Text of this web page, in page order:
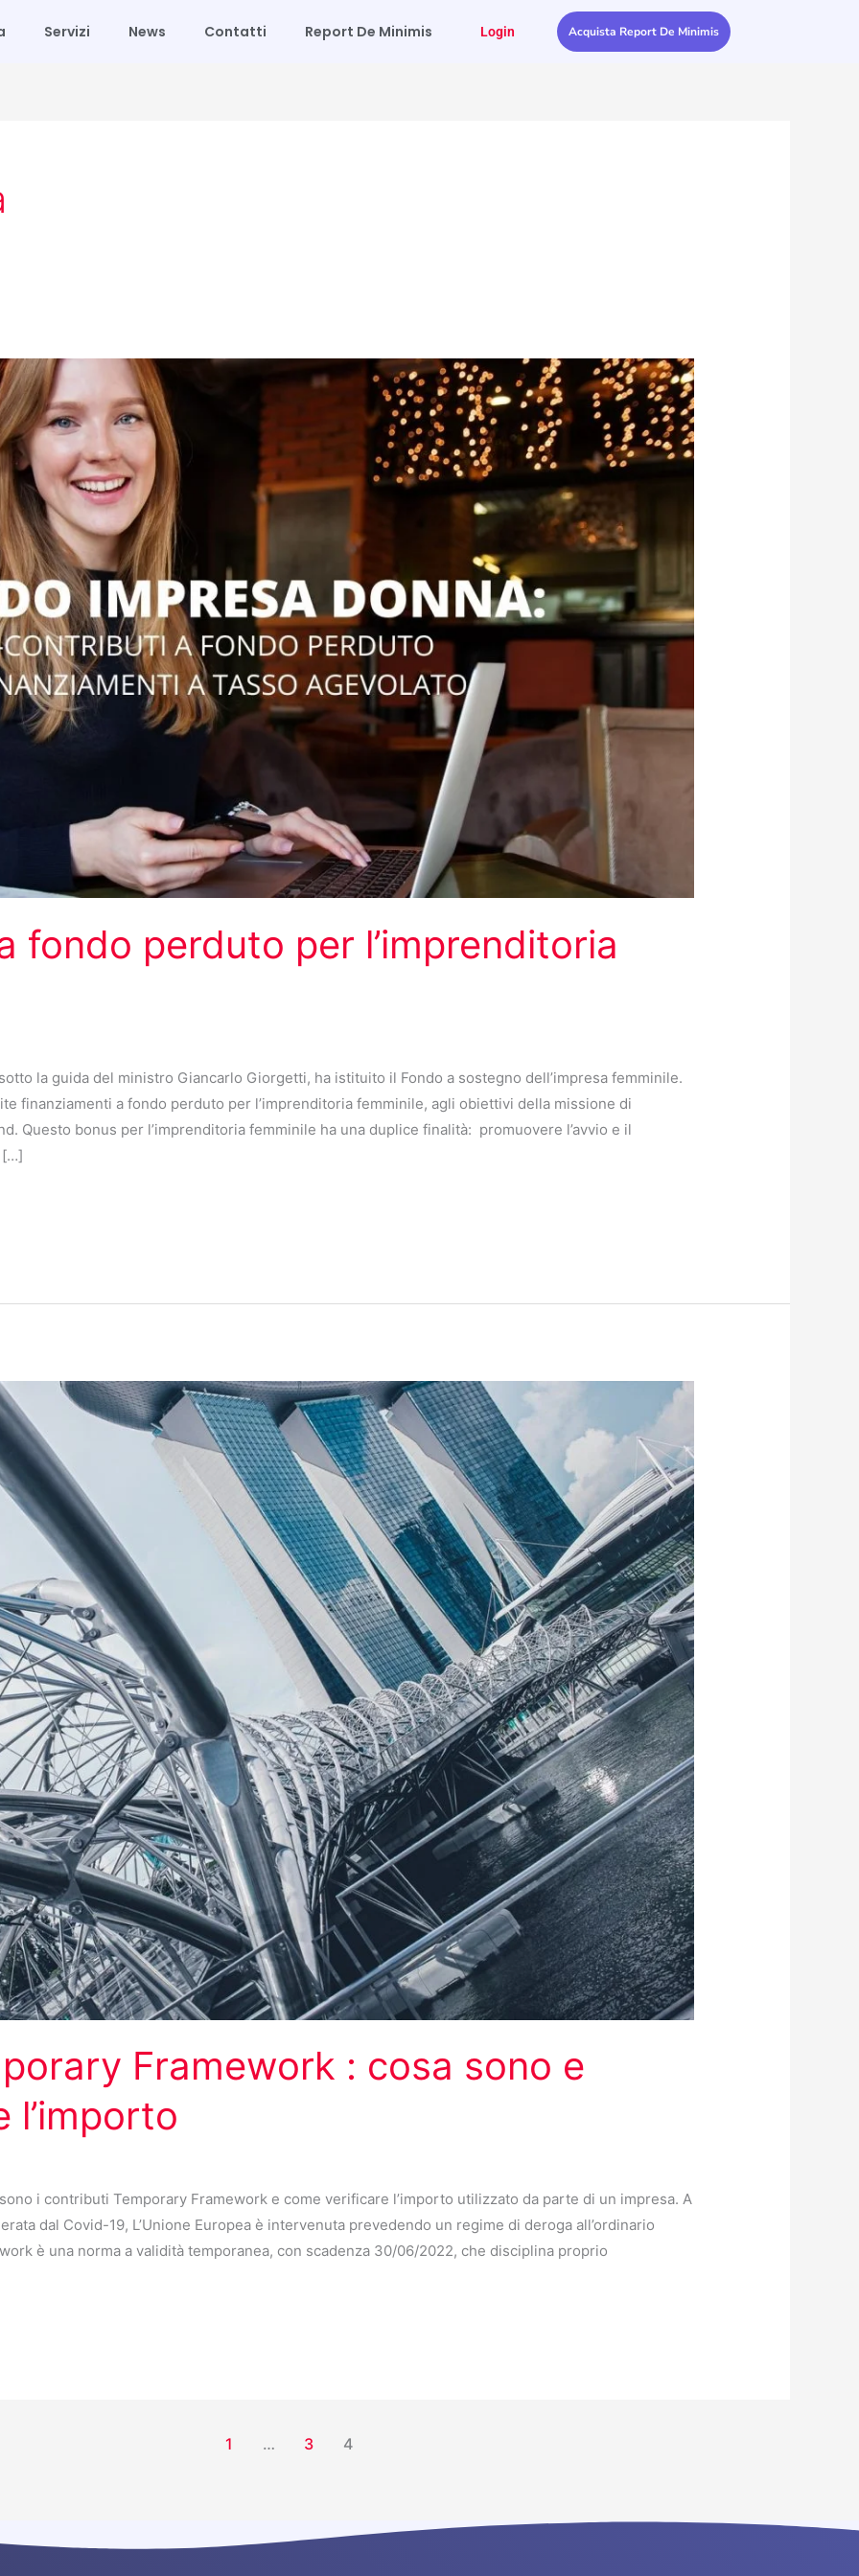
Servizi News Contatti Report De Minimis Login Acquista Report De Minimis
fondo perduto per l’imprenditoria
la guida del ministro Giancarlo Giorgetti, ha istituito il Fondo a sostegno dell’impresa femminile.
finanziamenti a fondo perduto per l’imprenditoria femminile, agli obiettivi della missione di
Questo bonus per l’imprenditoria femminile ha una duplice finalità: promuovere l’avvio e il
[…]
Framework : cosa sono e
l’importo
i contributi Temporary Framework e come verificare l’importo utilizzato da parte di un impresa. A
dal Covid-19, L’Unione Europea è intervenuta prevedendo un regime di deroga all’ordinario
è una norma a validità temporanea, con scadenza 30/06/2022, che disciplina proprio
1 … 3 4